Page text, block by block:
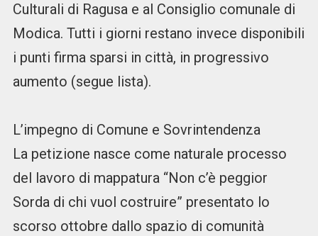
Culturali di Ragusa e al Consiglio comunale di
Modica. Tutti i giorni restano invece disponibili
i punti firma sparsi in città, in progressivo
aumento (segue lista).
L’impegno di Comune e Sovrintendenza
La petizione nasce come naturale processo
del lavoro di mappatura “Non c’è peggior
Sorda di chi vuol costruire” presentato lo
scorso ottobre dallo spazio di comunità